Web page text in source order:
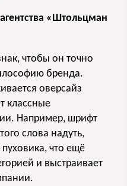
«Штольцман
чтобы он точно
бренда.
оверсайз
классные
Например, шрифт
слова надуть,
что ещё
и выстраивает